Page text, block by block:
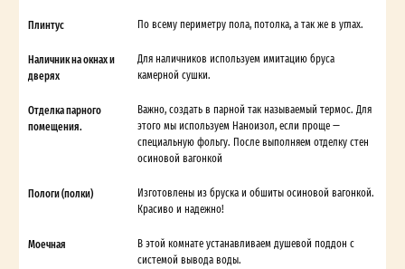
Плинтус По всему периметру пола, потолка, а так же в углах.
Наличник на окнах и
дверях
Для наличников используем имитацию бруса
камерной сушки.
Отделка парного
помещения.
Важно, создать в парной так называемый термос. Для
этого мы используем Наноизол, если проще —
специальную фольгу. После выполняем отделку стен
осиновой вагонкой
Пологи (полки)
Изготовлены из бруска и обшиты осиновой вагонкой.
Красиво и надежно!
Моечная
В этой комнате устанавливаем душевой поддон с
системой вывода воды.